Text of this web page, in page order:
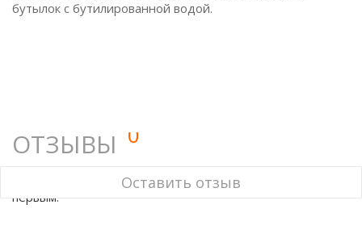
бутылок с бутилированной водой.
ОТЗЫВЫ 0
Оставить отзыв
У этого товара нет ни одного отзыва. Вы можете стать
первым.